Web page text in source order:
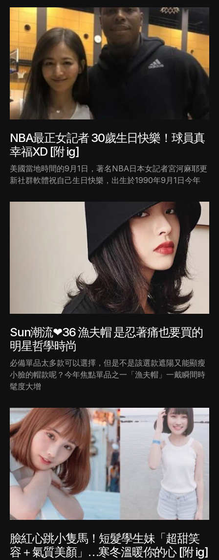
NBA最正女記者 30歲生日快樂！球員真
幸福XD [附 ig]
美國當地時間的9月1日，著名NBA日本女記者宮河麻耶更
新社群軟體祝自己生日快樂，出生於1990年9月1日今年
Sun潮流❤36 漁夫帽 是忍著痛也要買的
明星哲學時尚
必備單品太多款可以選擇，但是不是該選款遮陽又能顯瘦
小臉的帽款呢？今年焦點單品之一「漁夫帽」一戴瞬間時
髦度大增
臉紅心跳小隻馬！短髮學生妹「超甜笑
容＋氣質美顏」…寒冬溫暖你的心 [附 ig]